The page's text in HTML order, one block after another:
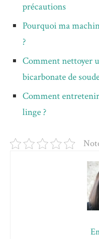
précautions
Pourquoi ma
?
Comment nettoyer
bicarbonate de
Comment
linge ?